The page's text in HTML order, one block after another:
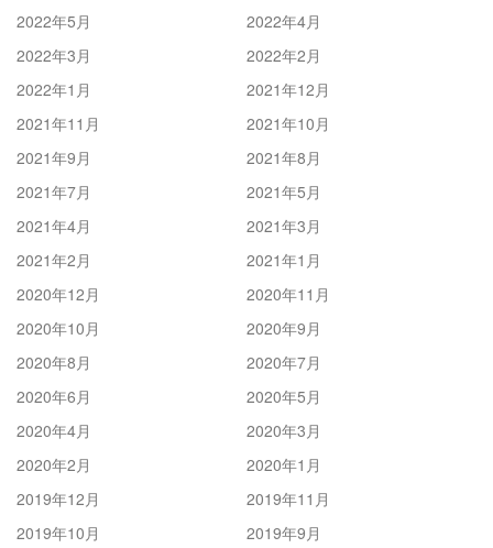
2022年5月
2022年4月
2022年3月
2022年2月
2022年1月
2021年12月
2021年11月
2021年10月
2021年9月
2021年8月
2021年7月
2021年5月
2021年4月
2021年3月
2021年2月
2021年1月
2020年12月
2020年11月
2020年10月
2020年9月
2020年8月
2020年7月
2020年6月
2020年5月
2020年4月
2020年3月
2020年2月
2020年1月
2019年12月
2019年11月
2019年10月
2019年9月